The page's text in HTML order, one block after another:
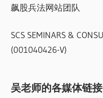
飙股兵法网站团队
SCS SEMINARS &
(001040426-V)
吴老师的各媒体链接